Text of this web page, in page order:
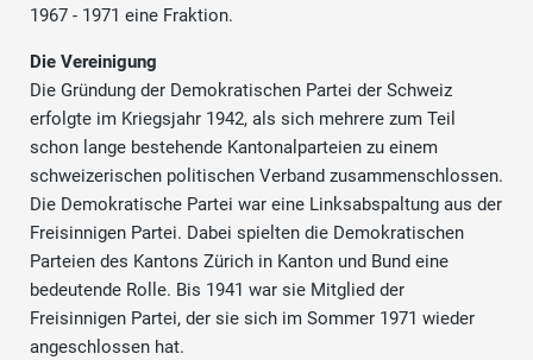
1967 - 1971 eine Fraktion.
Die Vereinigung
Die Gründung der Demokratischen Partei der Schweiz
erfolgte im Kriegsjahr 1942, als sich mehrere zum Teil
schon lange bestehende Kantonalparteien zu einem
schweizerischen politischen Verband zusammenschlossen.
Die Demokratische Partei war eine Linksabspaltung aus der
Freisinnigen Partei. Dabei spielten die Demokratischen
Parteien des Kantons Zürich in Kanton und Bund eine
bedeutende Rolle. Bis 1941 war sie Mitglied der
Freisinnigen Partei, der sie sich im Sommer 1971 wieder
angeschlossen hat.